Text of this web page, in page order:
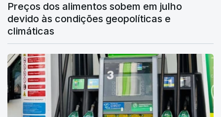
Preços dos alimentos sobem em julho
devido às condições geopolíticas e
climáticas